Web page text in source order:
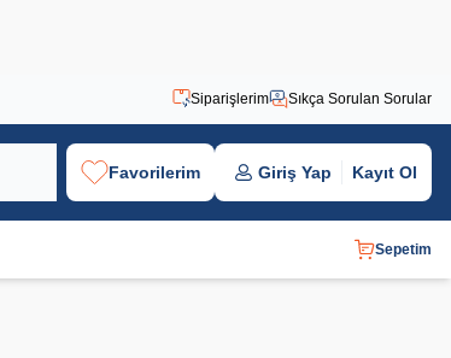
Siparişlerim Sıkça Sorulan Sorular
Favorilerim Giriş Yap Kayıt Ol
Sepetim